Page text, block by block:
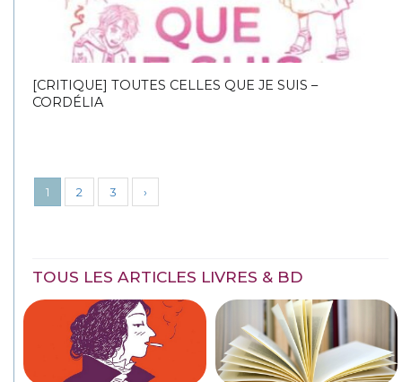
[CRITIQUE] TOUTES CELLES QUE JE SUIS –
CORDÉLIA
1 2 3 ›
TOUS LES ARTICLES LIVRES & BD